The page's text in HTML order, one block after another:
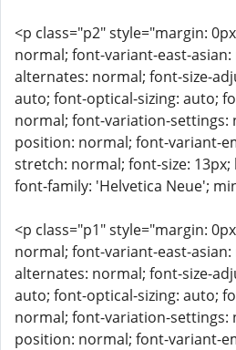
<p class="p2" style="margin:
normal; font-variant-east-
alternates: normal; font-size-
auto; font-optical-sizing: auto;
normal; font-variation-settings:
position: normal; font-variant-
stretch: normal; font-size:
font-family: 'Helvetica Neue';
<p class="p1" style="margin:
normal; font-variant-east-
alternates: normal; font-size-
auto; font-optical-sizing: auto;
normal; font-variation-settings:
position: normal; font-variant-